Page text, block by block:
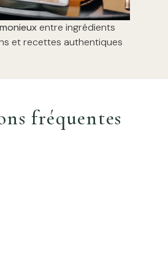
entre ingrédients
et recettes authentiques
fréquentes